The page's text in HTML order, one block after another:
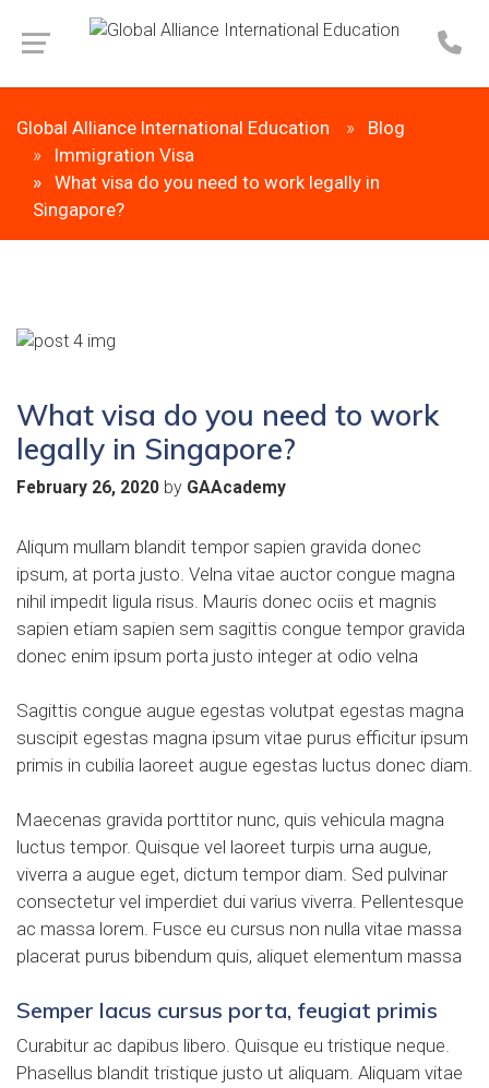
Global Alliance International Education
Blog
Immigration Visa
What visa do you need to work legally in
Singapore?
What visa do you need to work
legally in Singapore?
February 26, 2020 by GAAcademy
Aliqum mullam blandit tempor sapien gravida donec
ipsum, at porta justo. Velna vitae auctor congue magna
nihil impedit ligula risus. Mauris donec ociis et magnis
sapien etiam sapien sem sagittis congue tempor gravida
donec enim ipsum porta justo integer at odio velna
Sagittis congue augue egestas volutpat egestas magna
suscipit egestas magna ipsum vitae purus efficitur ipsum
primis in cubilia laoreet augue egestas luctus donec diam.
Maecenas gravida porttitor nunc, quis vehicula magna
luctus tempor. Quisque vel laoreet turpis urna augue,
viverra a augue eget, dictum tempor diam. Sed pulvinar
consectetur vel imperdiet dui varius viverra. Pellentesque
ac massa lorem. Fusce eu cursus non nulla vitae massa
placerat purus bibendum quis, aliquet elementum massa
Semper lacus cursus porta, feugiat primis
Curabitur ac dapibus libero. Quisque eu tristique neque.
Phasellus blandit tristique justo ut aliquam. Aliquam vitae